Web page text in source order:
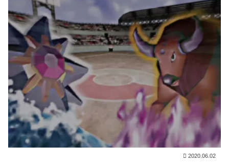
2020.06.02